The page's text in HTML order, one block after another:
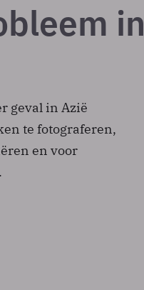
in
geval in Azië
te fotograferen,
en voor